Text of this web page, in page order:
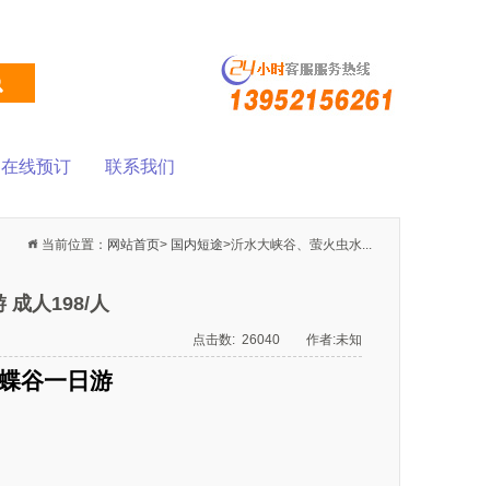
在线预订 联系我们
当前位置： 网站首页> 国内短途>沂水大峡谷、萤火虫水...
成人198/人
点击数: 26040 作者:未知
谷一日游